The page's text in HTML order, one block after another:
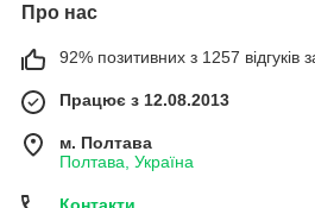
Про нас
92% позитивних з 1257 відгуків
Працює з 12.08.2013
м. Полтава
Полтава, Україна